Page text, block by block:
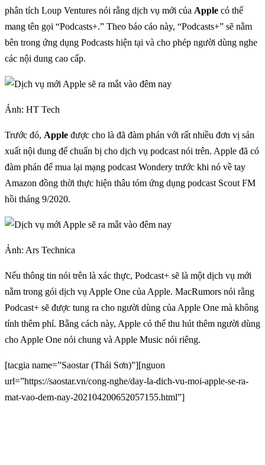
phân tích Loup Ventures nói rằng dịch vụ mới của Apple có thể
mang tên gọi “Podcasts+.” Theo báo cáo này, “Podcasts+” sẽ nằm
bên trong ứng dụng Podcasts hiện tại và cho phép người dùng nghe
các nội dung cao cấp.
Ảnh: HT Tech
Trước đó, Apple được cho là đã đàm phán với rất nhiều đơn vị sản
xuất nội dung để chuẩn bị cho dịch vụ podcast nói trên. Apple đã có
đàm phán để mua lại mạng podcast Wondery trước khi nó về tay
Amazon đồng thời thực hiện thâu tóm ứng dụng podcast Scout FM
hồi tháng 9/2020.
Ảnh: Ars Technica
Nếu thông tin nói trên là xác thực, Podcast+ sẽ là một dịch vụ mới
nằm trong gói dịch vụ Apple One của Apple. MacRumors nói rằng
Podcast+ sẽ được tung ra cho người dùng của Apple One mà không
tính thêm phí. Bằng cách này, Apple có thể thu hút thêm người dùng
cho Apple One nói chung và Apple Music nói riêng.
[tacgia name=”Saostar (Thái Sơn)”][nguon
url=”https://saostar.vn/cong-nghe/day-la-dich-vu-moi-apple-se-ra-
mat-vao-dem-nay-202104200652057155.html”]